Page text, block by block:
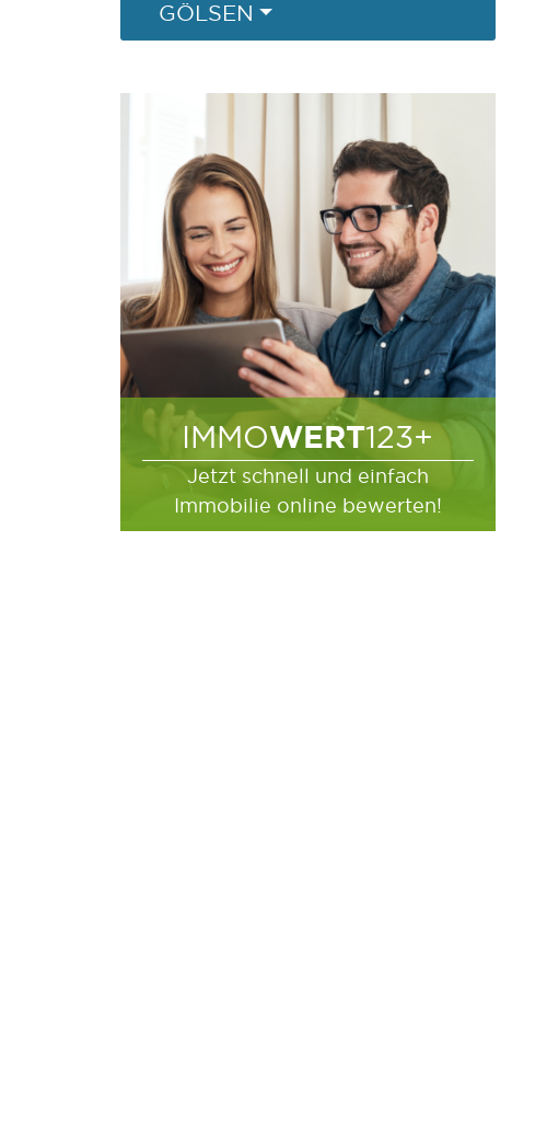
GÖLSEN
IMMOWERT123+
Jetzt schnell und einfach
Immobilie online bewerten!